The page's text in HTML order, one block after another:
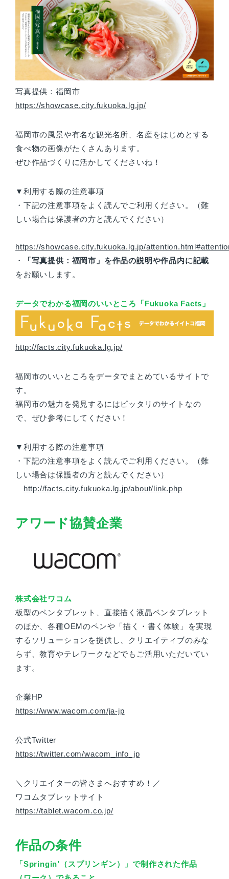
写真提供：福岡市
https://showcase.city.fukuoka.lg.jp/
福岡市の風景や有名な観光名所、名産をはじめとする
食べ物の画像がたくさんあります。
ぜひ作品づくりに活かしてくださいね！
▼利用する際の注意事項
・下記の注意事項をよく読んでご利用ください。（難
しい場合は保護者の方と読んでください）
https://showcase.city.fukuoka.lg.jp/
・
「写真提供：福岡市」を作品の説明や作品内に記載
をお願いします。
データでわかる福岡のいいところ「Fukuoka Facts」
http://facts.city.fukuoka.lg.jp/
福岡市のいいところをデータでまとめているサイトで
す。
福岡市の魅力を発見するにはピッタリのサイトなの
で、ぜひ参考にしてください！
▼利用する際の注意事項
・下記の注意事項をよく読んでご利用ください。（難
しい場合は保護者の方と読んでください）
http://facts.city.fukuoka.lg.jp/about/link.php
アワード協賛企業
株式会社ワコム
板型のペンタブレット、直接描く液晶ペンタブレット
のほか、各種OEMのペンや「描く・書く体験」を実現
するソリューションを提供し、クリエイティブのみな
らず、教育やテレワークなどでもご活用いただいてい
ます。
企業HP
https://www.wacom.com/ja-jp
公式Twitter
https://twitter.com/wacom_info_jp
＼クリエイターの皆さまへおすすめ！／
ワコムタブレットサイト
https://tablet.wacom.co.jp/
作品の条件
「Springin’（スプリンギン）」で制作された作品